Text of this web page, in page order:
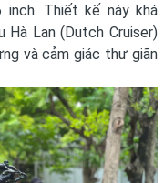
Thiết kế này khá
Lan (Dutch Cruiser)
và cảm giác thư giãn